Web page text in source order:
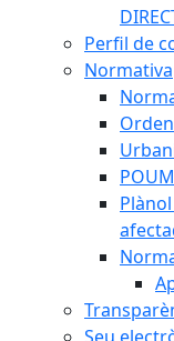
Perfil de
Normativa
POUM